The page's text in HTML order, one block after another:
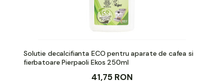
Solutie decalcifianta ECO pentru aparate de cafea si
fierbatoare Pierpaoli Ekos 250ml
41,75 RON